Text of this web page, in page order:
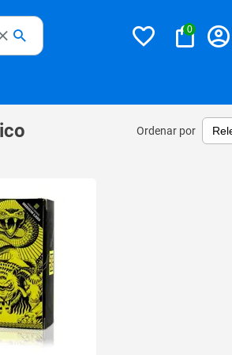
0
Ordenar por